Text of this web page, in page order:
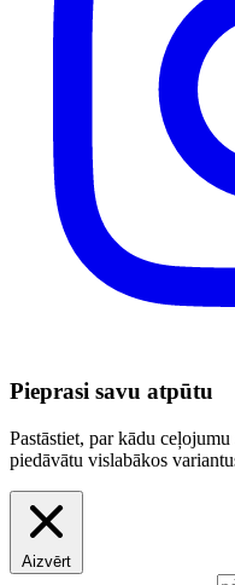
Pieprasi savu atpūtu
Pastāstiet, par kādu
piedāvātu vislabākos
Aizvērt